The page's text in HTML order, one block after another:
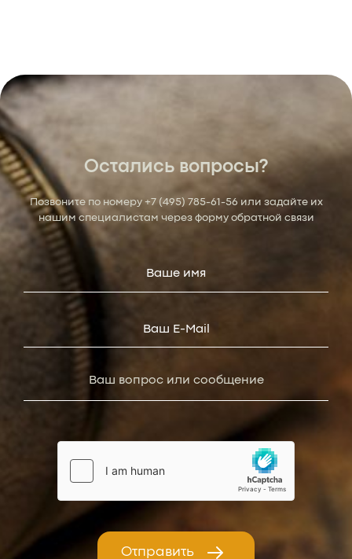
Остались вопросы?
Позвоните по номеру +7 (495) 785-61-56 или задайте их
нашим специалистам через форму обратной связи
Отправить